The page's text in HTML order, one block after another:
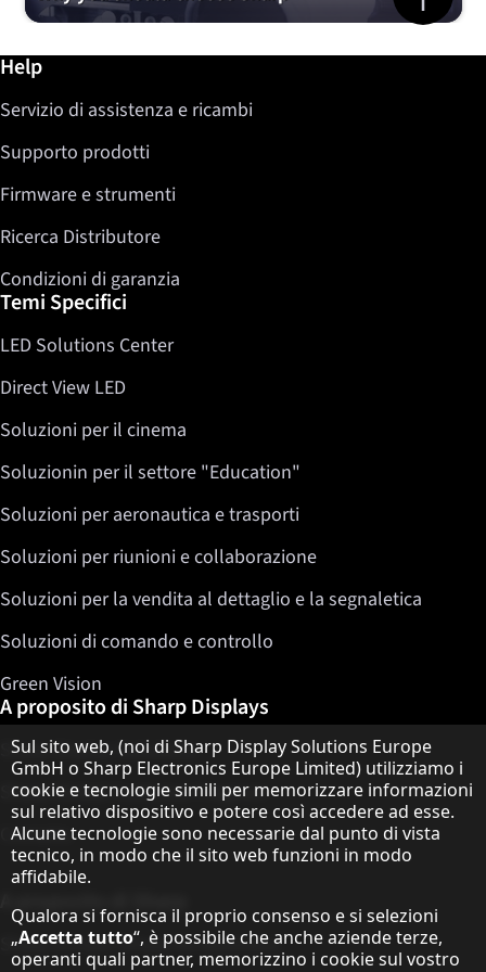
Ulteriori informazioni / Help
Help
Servizio di assistenza e ricambi
Supporto prodotti
Firmware e strumenti
Ricerca Distributore
Condizioni di garanzia
Temi Specifici
LED Solutions Center
Direct View LED
Soluzioni per il cinema
Soluzionin per il settore "Education"
Soluzioni per aeronautica e trasporti
Soluzioni per riunioni e collaborazione
Soluzioni per la vendita al dettaglio e la segnaletica
Soluzioni di comando e controllo
Green Vision
A proposito di Sharp Displays
Sharp Display Solutions
Sharp Global Customer Program
Contatto
A proposito di Sharp
Sharp Europe (Sharp for Business)
Informativa sulla protezione dei dati
Sul sito web, (noi di Sharp Display Solutions Europe
GmbH o Sharp Electronics Europe Limited) utilizziamo i
cookie e tecnologie simili per memorizzare informazioni
sul relativo dispositivo e potere così accedere ad esse.
Alcune tecnologie sono necessarie dal punto di vista
tecnico, in modo che il sito web funzioni in modo
affidabile.
Qualora si fornisca il proprio consenso e si selezioni
„Accetta tutto“, è possibile che anche aziende terze,
operanti quali partner, memorizzino i cookie sul vostro